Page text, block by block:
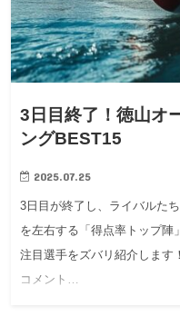
3日目終了！徳山オ
ングBEST15
2025.07.25
3日目が終了し、ライバルた
を左右する「得点率トップ陣
注目選手をズバリ紹介しま
コメント…